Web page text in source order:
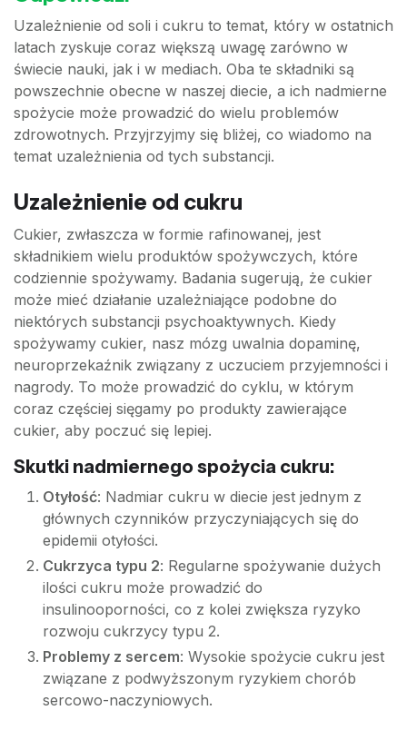
Uzależnienie od soli i cukru to temat, który w ostatnich
latach zyskuje coraz większą uwagę zarówno w
świecie nauki, jak i w mediach. Oba te składniki są
powszechnie obecne w naszej diecie, a ich nadmierne
spożycie może prowadzić do wielu problemów
zdrowotnych. Przyjrzyjmy się bliżej, co wiadomo na
temat uzależnienia od tych substancji.
Uzależnienie od cukru
Cukier, zwłaszcza w formie rafinowanej, jest
składnikiem wielu produktów spożywczych, które
codziennie spożywamy. Badania sugerują, że cukier
może mieć działanie uzależniające podobne do
niektórych substancji psychoaktywnych. Kiedy
spożywamy cukier, nasz mózg uwalnia dopaminę,
neuroprzekaźnik związany z uczuciem przyjemności i
nagrody. To może prowadzić do cyklu, w którym
coraz częściej sięgamy po produkty zawierające
cukier, aby poczuć się lepiej.
Skutki nadmiernego spożycia cukru:
Otyłość: Nadmiar cukru w diecie jest jednym z
głównych czynników przyczyniających się do
epidemii otyłości.
Cukrzyca typu 2: Regularne spożywanie dużych
ilości cukru może prowadzić do
insulinooporności, co z kolei zwiększa ryzyko
rozwoju cukrzycy typu 2.
Problemy z sercem: Wysokie spożycie cukru jest
związane z podwyższonym ryzykiem chorób
sercowo-naczyniowych.